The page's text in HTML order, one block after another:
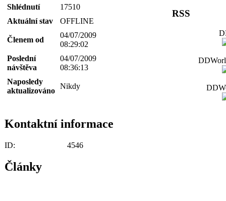
Shlédnutí
17510
Aktuální stav
OFFLINE
Členem od
04/07/2009
08:29:02
Poslední
návštěva
04/07/2009
08:36:13
Naposledy
aktualizováno
Nikdy
Kontaktní informace
ID: 4546
Články
RSS